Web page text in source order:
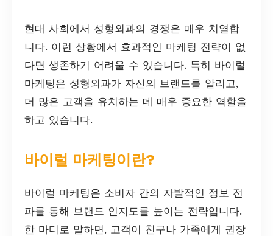
현대 사회에서 성형외과의 경쟁은 매우 치열합
니다. 이런 상황에서 효과적인 마케팅 전략이 없
다면 생존하기 어려울 수 있습니다. 특히 바이럴
마케팅은 성형외과가 자신의 브랜드를 알리고,
더 많은 고객을 유치하는 데 매우 중요한 역할을
하고 있습니다.
바이럴 마케팅이란?
바이럴 마케팅은 소비자 간의 자발적인 정보 전
파를 통해 브랜드 인지도를 높이는 전략입니다.
한 마디로 말하면, 고객이 친구나 가족에게 권장